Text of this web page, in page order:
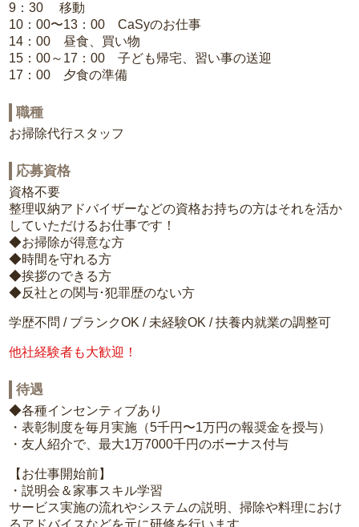
9：30 移動
10：00〜13：00 CaSyのお仕事
14：00 昼食、買い物
15：00～17：00 子ども帰宅、習い事の送迎
17：00 夕食の準備
職種
お掃除代行スタッフ
応募資格
資格不要
整理収納アドバイザーなどの資格お持ちの方はそれを活か
していただけるお仕事です！
◆お掃除が得意な方
◆時間を守れる方
◆挨拶のできる方
◆反社との関与･犯罪歴のない方
学歴不問 / ブランクOK / 未経験OK / 扶養内就業の調整可
他社経験者も大歓迎！
待遇
◆各種インセンティブあり
・表彰制度を毎月実施（5千円〜1万円の報奨金を授与）
・友人紹介で、最大1万7000千円のボーナス付与
【お仕事開始前】
・説明会＆家事スキル学習
サービス実施の流れやシステムの説明、掃除や料理におけ